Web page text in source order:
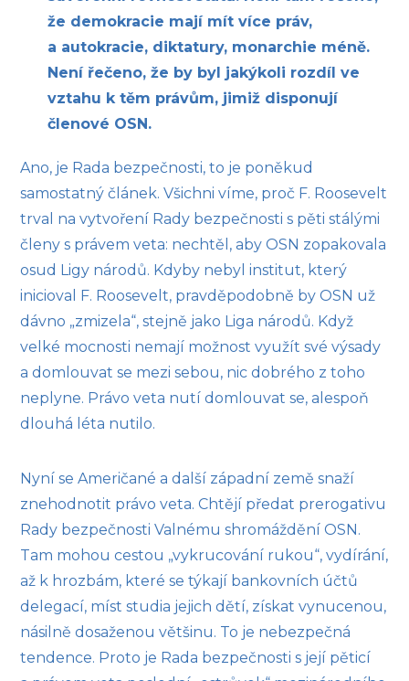
že demokracie mají mít více práv,
a autokracie, diktatury, monarchie méně.
Není řečeno, že by byl jakýkoli rozdíl ve
vztahu k těm právům, jimiž disponují
členové OSN.
Ano, je Rada bezpečnosti, to je poněkud
samostatný článek. Všichni víme, proč F. Roosevelt
trval na vytvoření Rady bezpečnosti s pěti stálými
členy s právem veta: nechtěl, aby OSN zopakovala
osud Ligy národů. Kdyby nebyl institut, který
inicioval F. Roosevelt, pravděpodobně by OSN už
dávno „zmizela“, stejně jako Liga národů. Když
velké mocnosti nemají možnost využít své výsady
a domlouvat se mezi sebou, nic dobrého z toho
neplyne. Právo veta nutí domlouvat se, alespoň
dlouhá léta nutilo.
Nyní se Američané a další západní země snaží
znehodnotit právo veta. Chtějí předat prerogativu
Rady bezpečnosti Valnému shromáždění OSN.
Tam mohou cestou „vykrucování rukou“, vydírání,
až k hrozbám, které se týkají bankovních účtů
delegací, míst studia jejich dětí, získat vynucenou,
násilně dosaženou většinu. To je nebezpečná
tendence. Proto je Rada bezpečnosti s její pěticí